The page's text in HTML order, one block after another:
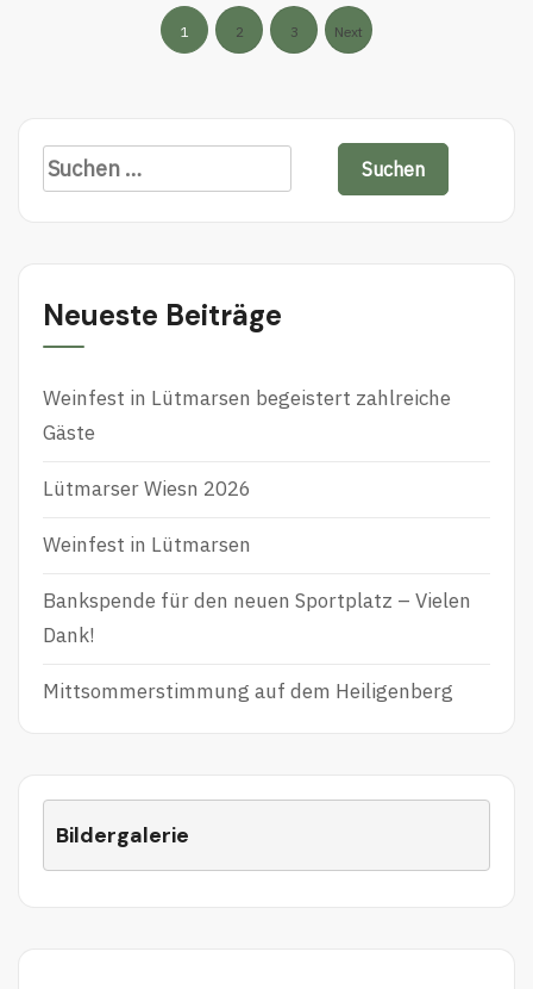
der
1 2 3 Next
Suchen
nach:
Neueste Beiträge
Weinfest in Lütmarsen begeistert zahlreiche
Gäste
Lütmarser Wiesn 2026
Weinfest in Lütmarsen
Bankspende für den neuen Sportplatz – Vielen
Dank!
Mittsommerstimmung auf dem Heiligenberg
Bildergalerie